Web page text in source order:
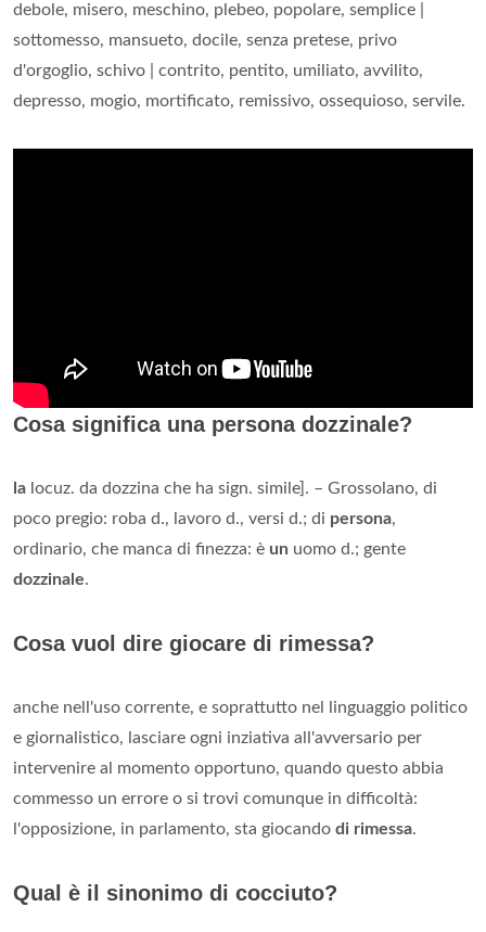
debole, misero, meschino, plebeo, popolare, semplice |
sottomesso, mansueto, docile, senza pretese, privo
d'orgoglio, schivo | contrito, pentito, umiliato, avvilito,
depresso, mogio, mortificato, remissivo, ossequioso, servile.
Cosa significa una persona dozzinale?
la locuz. da dozzina che ha sign. simile]. – Grossolano, di
poco pregio: roba d., lavoro d., versi d.; di persona,
ordinario, che manca di finezza: è un uomo d.; gente
dozzinale.
Cosa vuol dire giocare di rimessa?
anche nell'uso corrente, e soprattutto nel linguaggio politico
e giornalistico, lasciare ogni inziativa all'avversario per
intervenire al momento opportuno, quando questo abbia
commesso un errore o si trovi comunque in difficoltà:
l'opposizione, in parlamento, sta giocando di rimessa.
Qual è il sinonimo di cocciuto?